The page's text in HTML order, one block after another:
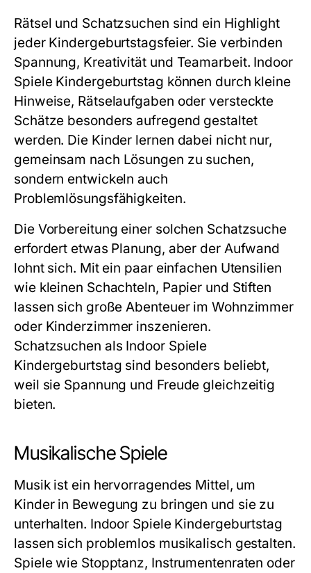
Rätsel und Schatzsuchen sind ein Highlight
jeder Kindergeburtstagsfeier. Sie verbinden
Spannung, Kreativität und Teamarbeit. Indoor
Spiele Kindergeburtstag können durch kleine
Hinweise, Rätselaufgaben oder versteckte
Schätze besonders aufregend gestaltet
werden. Die Kinder lernen dabei nicht nur,
gemeinsam nach Lösungen zu suchen,
sondern entwickeln auch
Problemlösungsfähigkeiten.
Die Vorbereitung einer solchen Schatzsuche
erfordert etwas Planung, aber der Aufwand
lohnt sich. Mit ein paar einfachen Utensilien
wie kleinen Schachteln, Papier und Stiften
lassen sich große Abenteuer im Wohnzimmer
oder Kinderzimmer inszenieren.
Schatzsuchen als Indoor Spiele
Kindergeburtstag sind besonders beliebt,
weil sie Spannung und Freude gleichzeitig
bieten.
Musikalische Spiele
Musik ist ein hervorragendes Mittel, um
Kinder in Bewegung zu bringen und sie zu
unterhalten. Indoor Spiele Kindergeburtstag
lassen sich problemlos musikalisch gestalten.
Spiele wie Stopptanz, Instrumentenraten oder